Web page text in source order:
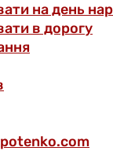
на день
в дорогу